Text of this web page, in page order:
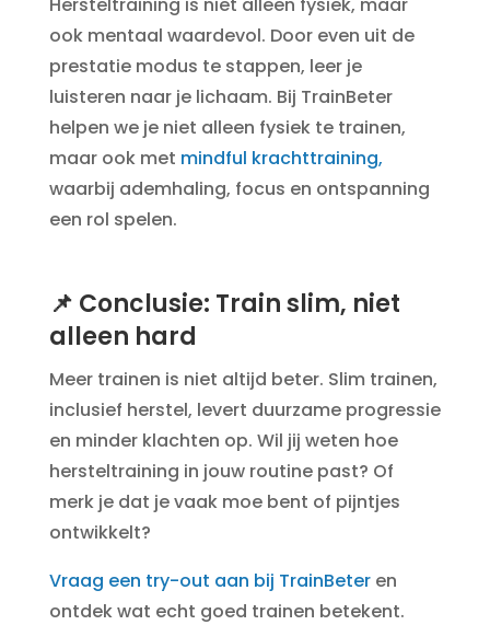
ook mentaal waardevol. Door even uit de
prestatie modus te stappen, leer je
luisteren naar je lichaam. Bij TrainBeter
helpen we je niet alleen fysiek te trainen,
maar ook met mindful krachttraining,
waarbij ademhaling, focus en ontspanning
een rol spelen.
📌 Conclusie: Train slim, niet
alleen hard
Meer trainen is niet altijd beter. Slim trainen,
inclusief herstel, levert duurzame progressie
en minder klachten op. Wil jij weten hoe
hersteltraining in jouw routine past? Of
merk je dat je vaak moe bent of pijntjes
ontwikkelt?
Vraag een try-out aan bij TrainBeteren
ontdek wat echt goed trainen betekent.